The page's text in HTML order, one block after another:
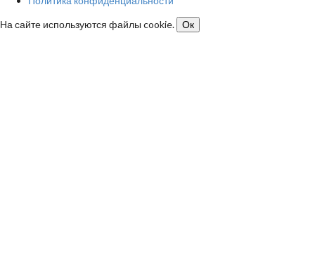
На сайте используются файлы cookie.
Ок